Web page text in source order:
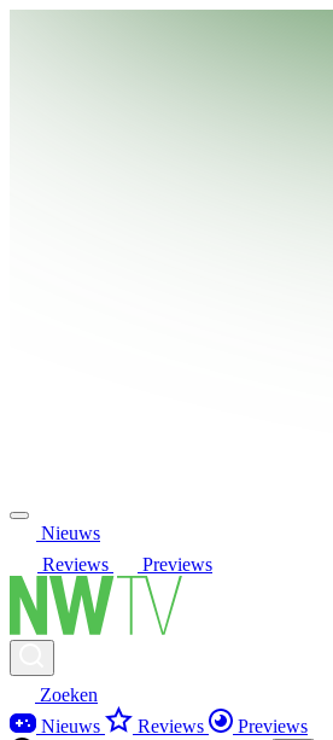
Nieuws
Reviews
Previews
Zoeken
Nieuws
Reviews Previews